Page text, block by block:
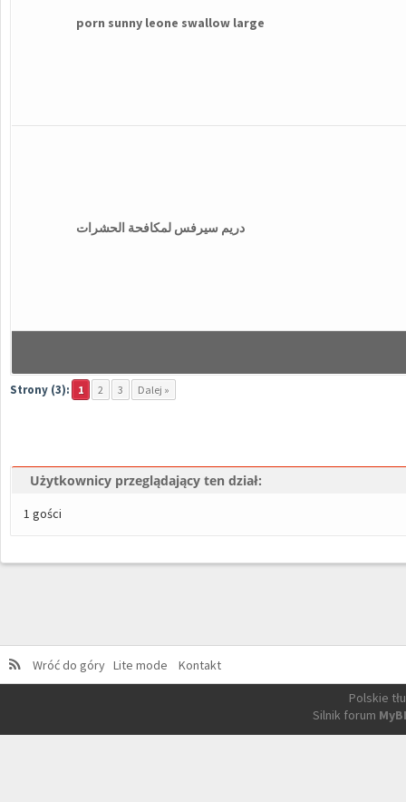
porn sunny leone swallow large
دريم سيرفس لمكافحة الحشرات
Strony (3): 1 2 3 Dalej »
Użytkownicy przeglądający ten dział:
1 gości
Wróć do góry Lite mode
Kontakt
Polskie
Silnik forum